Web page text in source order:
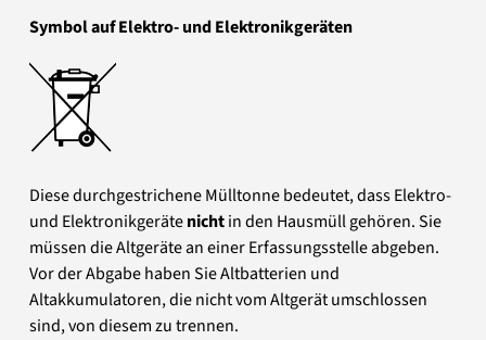
Symbol auf Elektro- und Elektronikgeräten
Diese durchgestrichene Mülltonne bedeutet, dass Elektro-
und Elektronikgerätenichtin den Hausmüll gehören. Sie
müssen die Altgeräte an einer Erfassungsstelle abgeben.
Vor der Abgabe haben Sie Altbatterien und
Altakkumulatoren, die nicht vom Altgerät umschlossen
sind, von diesem zu trennen.